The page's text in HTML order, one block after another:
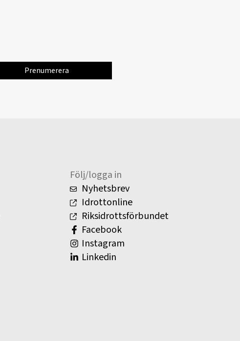
Följ/logga in
Nyhetsbrev
Idrottonline
Riksidrottsförbundet
Facebook
Instagram
Linkedin